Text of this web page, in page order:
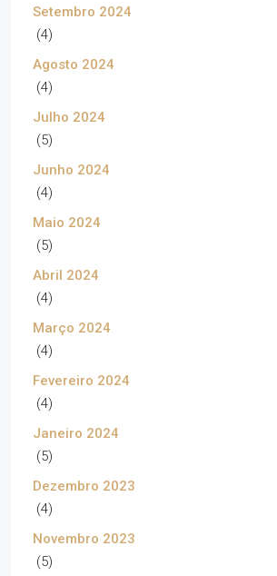
Setembro 2024
(4)
Agosto 2024
(4)
Julho 2024
(5)
Junho 2024
(4)
Maio 2024
(5)
Abril 2024
(4)
Março 2024
(4)
Fevereiro 2024
(4)
Janeiro 2024
(5)
Dezembro 2023
(4)
Novembro 2023
(5)